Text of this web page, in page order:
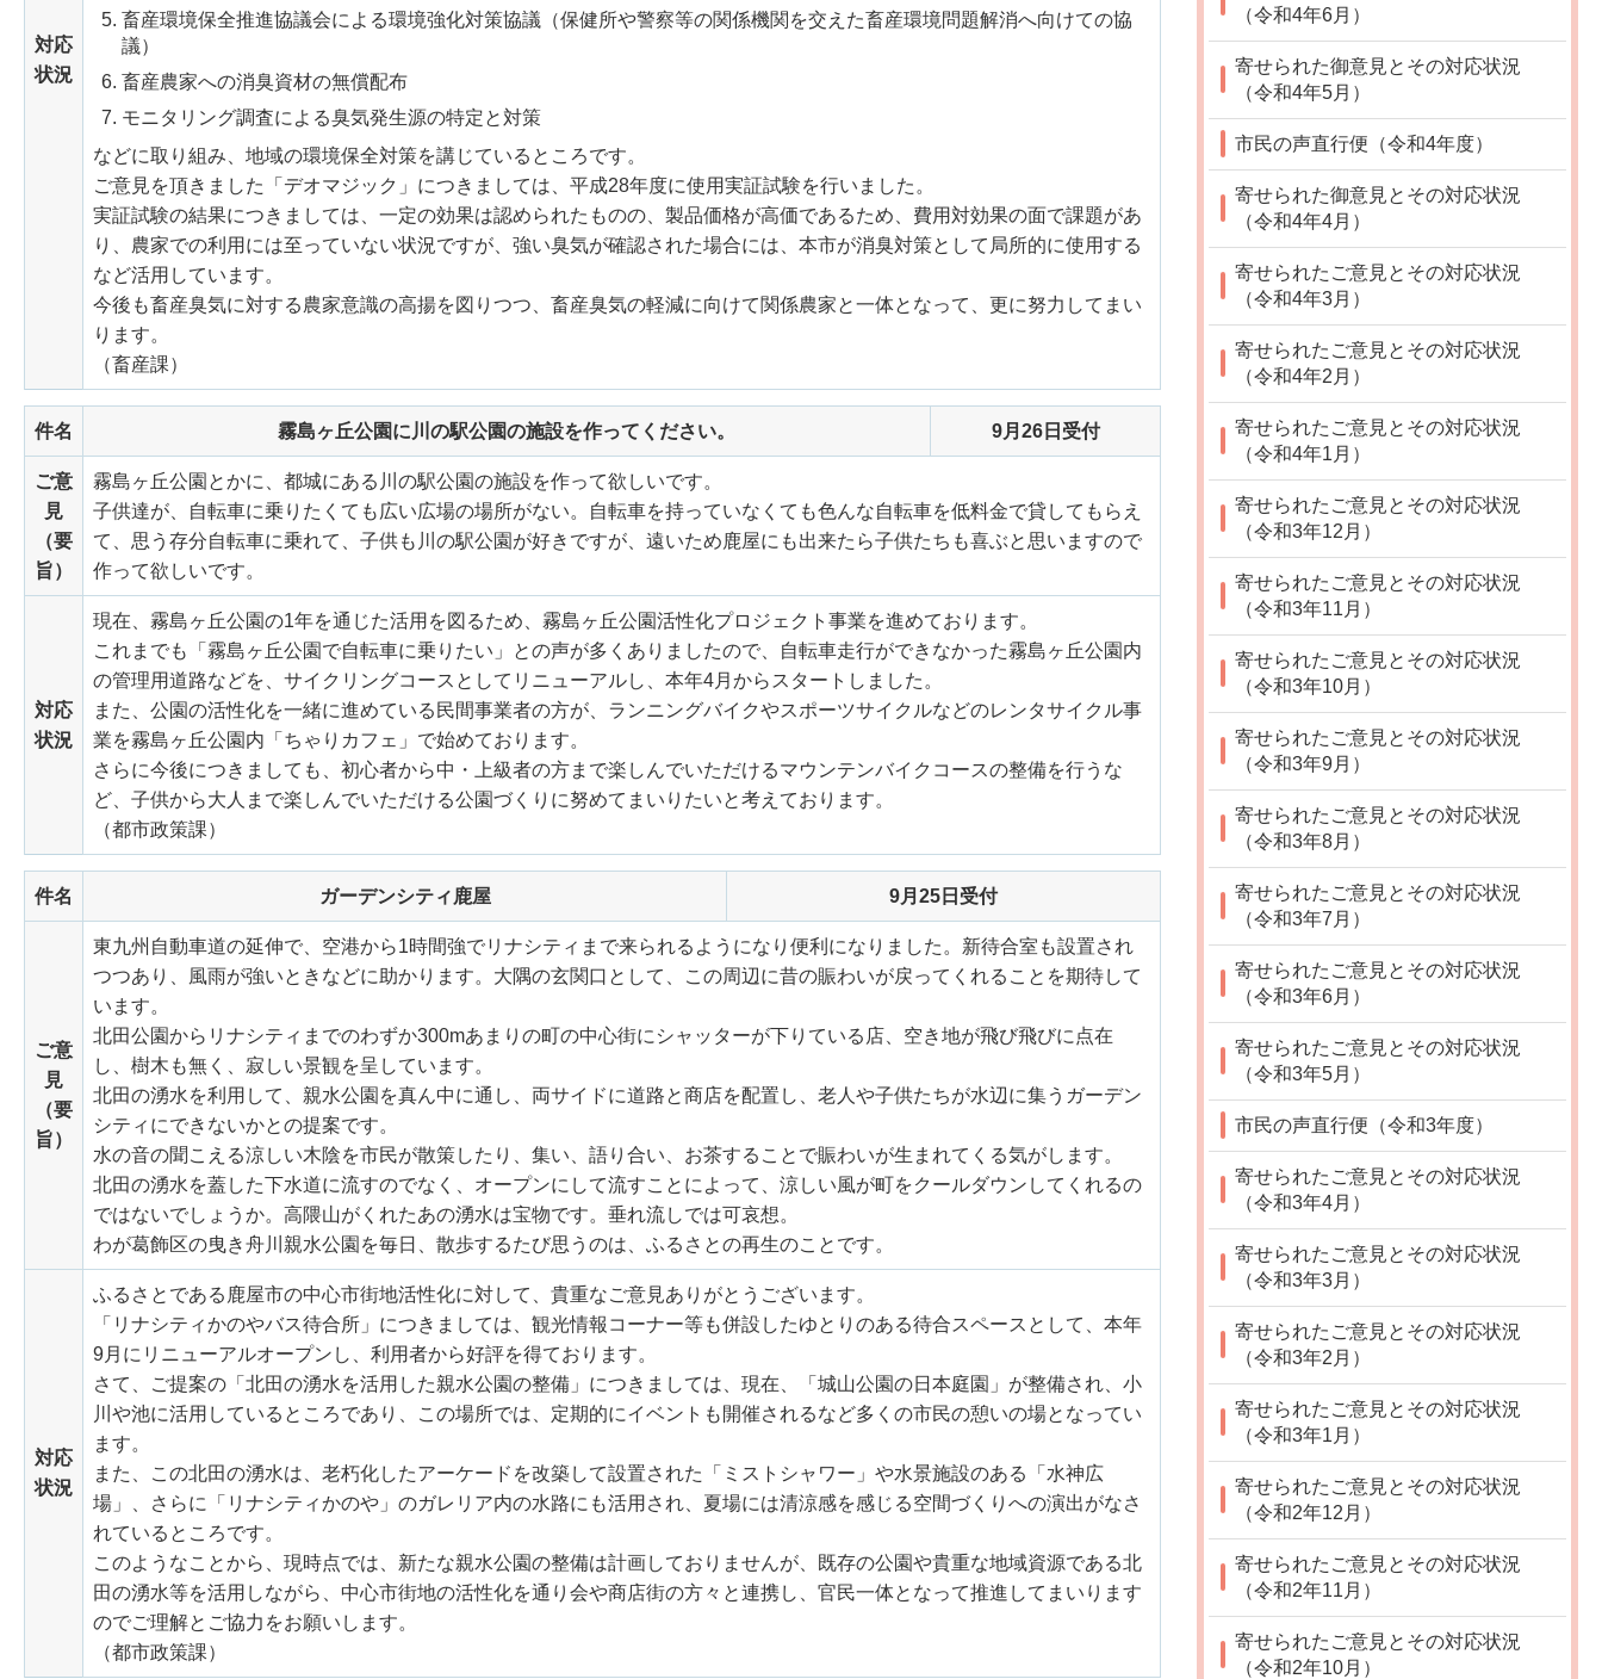
対応
状況
畜産環境保全推進協議会による環境強化対策協議（保健所や警察等の関係機関を交えた畜産環境問題解消へ向けての協
議）
畜産農家への消臭資材の無償配布
モニタリング調査による臭気発生源の特定と対策
などに取り組み、地域の環境保全対策を講じているところです。
ご意見を頂きました「デオマジック」につきましては、平成28年度に使用実証試験を行いました。
実証試験の結果につきましては、一定の効果は認められたものの、製品価格が高価であるため、費用対効果の面で課題があ
り、農家での利用には至っていない状況ですが、強い臭気が確認された場合には、本市が消臭対策として局所的に使用する
など活用しています。
今後も畜産臭気に対する農家意識の高揚を図りつつ、畜産臭気の軽減に向けて関係農家と一体となって、更に努力してまい
ります。
（畜産課）
件名 霧島ヶ丘公園に川の駅公園の施設を作ってください。 9月26日受付
ご意
見
（要
旨）
霧島ヶ丘公園とかに、都城にある川の駅公園の施設を作って欲しいです。
子供達が、自転車に乗りたくても広い広場の場所がない。自転車を持っていなくても色んな自転車を低料金で貸してもらえ
て、思う存分自転車に乗れて、子供も川の駅公園が好きですが、遠いため鹿屋にも出来たら子供たちも喜ぶと思いますので
作って欲しいです。
対応
状況
現在、霧島ヶ丘公園の1年を通じた活用を図るため、霧島ヶ丘公園活性化プロジェクト事業を進めております。
これまでも「霧島ヶ丘公園で自転車に乗りたい」との声が多くありましたので、自転車走行ができなかった霧島ヶ丘公園内
の管理用道路などを、サイクリングコースとしてリニューアルし、本年4月からスタートしました。
また、公園の活性化を一緒に進めている民間事業者の方が、ランニングバイクやスポーツサイクルなどのレンタサイクル事
業を霧島ヶ丘公園内「ちゃりカフェ」で始めております。
さらに今後につきましても、初心者から中・上級者の方まで楽しんでいただけるマウンテンバイクコースの整備を行うな
ど、子供から大人まで楽しんでいただける公園づくりに努めてまいりたいと考えております。
（都市政策課）
件名 ガーデンシティ鹿屋 9月25日受付
ご意
見
（要
旨）
東九州自動車道の延伸で、空港から1時間強でリナシティまで来られるようになり便利になりました。新待合室も設置され
つつあり、風雨が強いときなどに助かります。大隅の玄関口として、この周辺に昔の賑わいが戻ってくれることを期待して
います。
北田公園からリナシティまでのわずか300mあまりの町の中心街にシャッターが下りている店、空き地が飛び飛びに点在
し、樹木も無く、寂しい景観を呈しています。
北田の湧水を利用して、親水公園を真ん中に通し、両サイドに道路と商店を配置し、老人や子供たちが水辺に集うガーデン
シティにできないかとの提案です。
水の音の聞こえる涼しい木陰を市民が散策したり、集い、語り合い、お茶することで賑わいが生まれてくる気がします。
北田の湧水を蓋した下水道に流すのでなく、オープンにして流すことによって、涼しい風が町をクールダウンしてくれるの
ではないでしょうか。高隈山がくれたあの湧水は宝物です。垂れ流しでは可哀想。
わが葛飾区の曳き舟川親水公園を毎日、散歩するたび思うのは、ふるさとの再生のことです。
対応
状況
ふるさとである鹿屋市の中心市街地活性化に対して、貴重なご意見ありがとうございます。
「リナシティかのやバス待合所」につきましては、観光情報コーナー等も併設したゆとりのある待合スペースとして、本年
9月にリニューアルオープンし、利用者から好評を得ております。
さて、ご提案の「北田の湧水を活用した親水公園の整備」につきましては、現在、「城山公園の日本庭園」が整備され、小
川や池に活用しているところであり、この場所では、定期的にイベントも開催されるなど多くの市民の憩いの場となってい
ます。
また、この北田の湧水は、老朽化したアーケードを改築して設置された「ミストシャワー」や水景施設のある「水神広
場」、さらに「リナシティかのや」のガレリア内の水路にも活用され、夏場には清涼感を感じる空間づくりへの演出がなさ
れているところです。
このようなことから、現時点では、新たな親水公園の整備は計画しておりませんが、既存の公園や貴重な地域資源である北
田の湧水等を活用しながら、中心市街地の活性化を通り会や商店街の方々と連携し、官民一体となって推進してまいります
のでご理解とご協力をお願いします。
（都市政策課）
（令和4年6月）
寄せられた御意見とその対応状況
（令和4年5月）
市民の声直行便（令和4年度）
寄せられた御意見とその対応状況
（令和4年4月）
寄せられたご意見とその対応状況
（令和4年3月）
寄せられたご意見とその対応状況
（令和4年2月）
寄せられたご意見とその対応状況
（令和4年1月）
寄せられたご意見とその対応状況
（令和3年12月）
寄せられたご意見とその対応状況
（令和3年11月）
寄せられたご意見とその対応状況
（令和3年10月）
寄せられたご意見とその対応状況
（令和3年9月）
寄せられたご意見とその対応状況
（令和3年8月）
寄せられたご意見とその対応状況
（令和3年7月）
寄せられたご意見とその対応状況
（令和3年6月）
寄せられたご意見とその対応状況
（令和3年5月）
市民の声直行便（令和3年度）
寄せられたご意見とその対応状況
（令和3年4月）
寄せられたご意見とその対応状況
（令和3年3月）
寄せられたご意見とその対応状況
（令和3年2月）
寄せられたご意見とその対応状況
（令和3年1月）
寄せられたご意見とその対応状況
（令和2年12月）
寄せられたご意見とその対応状況
（令和2年11月）
寄せられたご意見とその対応状況
（令和2年10月）